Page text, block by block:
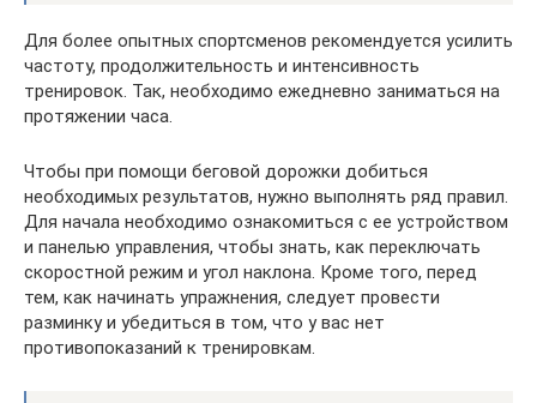
Для более опытных спортсменов рекомендуется усилить
частоту, продолжительность и интенсивность
тренировок. Так, необходимо ежедневно заниматься на
протяжении часа.
Чтобы при помощи беговой дорожки добиться
необходимых результатов, нужно выполнять ряд правил.
Для начала необходимо ознакомиться с ее устройством
и панелью управления, чтобы знать, как переключать
скоростной режим и угол наклона. Кроме того, перед
тем, как начинать упражнения, следует провести
разминку и убедиться в том, что у вас нет
противопоказаний к тренировкам.